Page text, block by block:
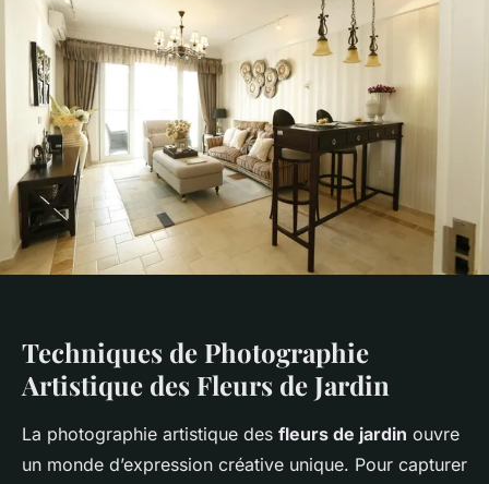
Techniques de Photographie
Artistique des Fleurs de Jardin
La photographie artistique des fleurs de jardin ouvre
un monde d’expression créative unique. Pour capturer